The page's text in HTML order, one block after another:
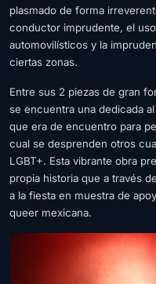
plasmado de forma
conductor imprudente, el
automovilísticos y la
ciertas zonas.
Entre sus 2 piezas de gran
se encuentra una dedicada
que era de encuentro para
cual se desprenden otros
LGBT+. Esta vibrante obra
propia historia que a través
a la fiesta en muestra de
queer mexicana.